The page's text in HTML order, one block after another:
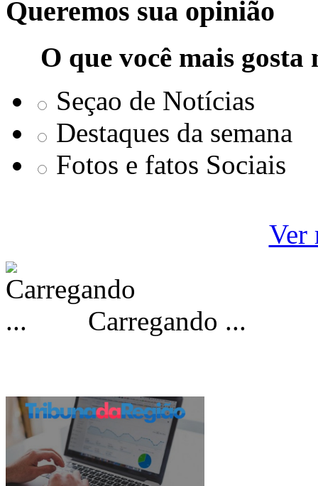
Queremos sua opinião
O que você mais
Seçao de Notícias
Destaques da semana
Fotos e fatos Sociais
Ver
Carregando ...